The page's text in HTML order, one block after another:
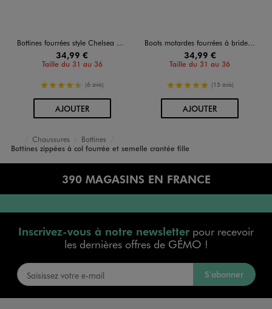
Bottines fourrées style Chelsea à semelle crantée fille
34,99 €
Taille du 31 au 36
4.5/5 de moyenne
(6 avis)
AJOUTERAU PANIER
Boots motardes fourrées à brides cloutées fille
34,99 €
Taille du 31 au 36
5/5 de moyenne
(15 avis)
AJOUTERAU PANIER
Accueil
Fille
Chaussures
Bottines
Bottines zippées à col fourrée et semelle crantée fille
390 MAGASINS EN FRANCE
Inscrivez-vous à notre newsletterpour recevoir
les dernières offres de GÉMO !
S’abonner